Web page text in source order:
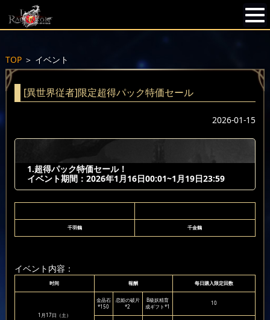
TOP＞ イベント
[異世界従者]限定超得パック特価セール
2026-01-15
1.超得パック特価セール！
イベント期間：2026年1月16日00:01~1月19日23:59
千羽鶴 千金鶴
イベント内容：
时间 報酬 每日購入限定回数
1月17日（土）
金晶石
*150
恋姫の破片
*2
B級妖精育
成ギフト*1
10